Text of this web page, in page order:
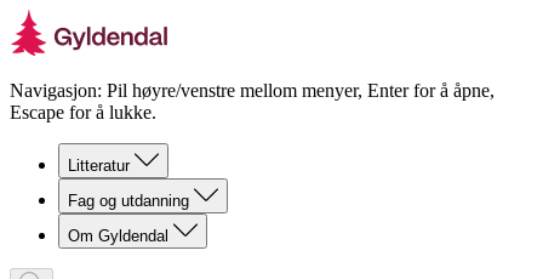
Navigasjon: Pil høyre/venstre mellom menyer, Enter for å åpne,
Escape for å lukke.
Litteratur
Fag og utdanning
Om Gyldendal